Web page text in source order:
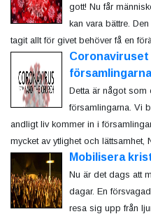
gott! Nu får
kan vara bättre.
tagit allt för givet behöver få en
församlingarna
Detta är något som
församlingarna. Vi
andligt liv kommer in i
mycket av ytlighet och lättsamhet,
Mobilisera
Nu är det dags att
dagar. En
resa sig upp från